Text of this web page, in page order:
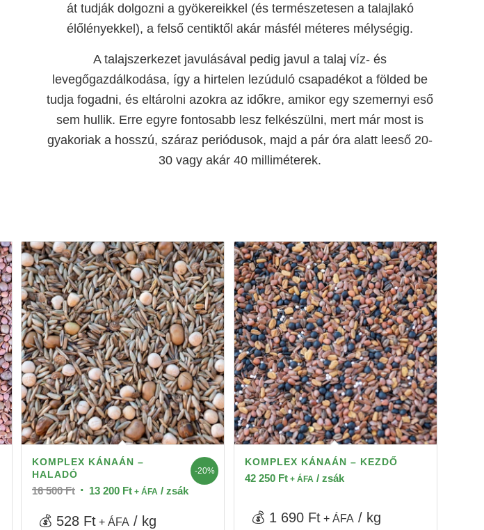
át tudják dolgozni a gyökereikkel (és természetesen a talajlakó
élőlényekkel), a felső centiktől akár másfél méteres mélységig.
A talajszerkezet javulásával pedig javul a talaj víz- és
levegőgazdálkodása, így a hirtelen lezúduló csapadékot a földed be
tudja fogadni, és eltárolni azokra az időkre, amikor egy szemernyi eső
sem hullik. Erre egyre fontosabb lesz felkészülni, mert már most is
gyakoriak a hosszú, száraz periódusok, majd a pár óra alatt leeső 20-
30 vagy akár 40 milliméterek.
KOMPLEX KÁNAÁN –
HALADÓ
16 500Ft Original
was:
13 200 FtCurrent
is:
+ ÁFA / zsák
-20%
💰 528 Ft + ÁFA / kg
KOMPLEX KÁNAÁN – KEZDŐ
42 250 Ft+ ÁFA / zsák
💰 1 690 Ft+ ÁFA / kg